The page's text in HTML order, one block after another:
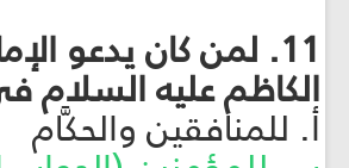
11. لمن كان يدعو
الكاظم عليه السلام
أ. للمنافقين والحكَّام